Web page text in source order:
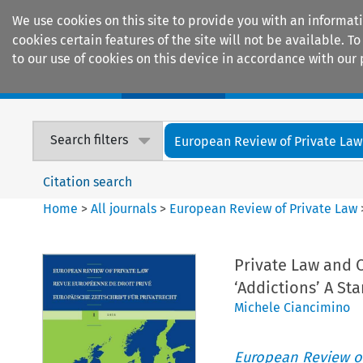
We use cookies on this site to provide you with an
cookies certain features of the site will not be available.
to our use of cookies on this device in accordance with our
Search filters European Review of Private Law
Citation search
Home >All journals > European Review of Private Law
Private Law and
‘Addictions’ A
Michele Ciancimino
European Review